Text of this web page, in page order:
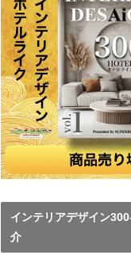
インテリアデザイン
介